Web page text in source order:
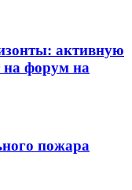
активную
форум на
пожара